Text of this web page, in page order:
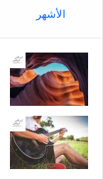
الأشهر